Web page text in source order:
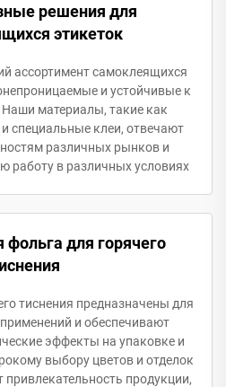
решения для
этикеток
ассортимент самоклеящихся
и устойчивые к
материалы, такие как
специальные клеи, отвечают
различных рынков и
работу в различных условиях
для горячего
тиснения предназначены для
и обеспечивают
эффекты на упаковке и
выбору цветов и отделок
продукции,